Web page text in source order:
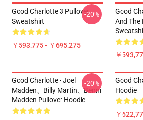
Good Charlotte 3 Pullover
Sweatshirt
￥593,775 - ￥695,275
-20%
Good
And The
￥
Good Charlotte - Joel
Madden、Billy Martin、Benni
Madden Pullover Hoodie
-20%
Good
Hoodie
￥